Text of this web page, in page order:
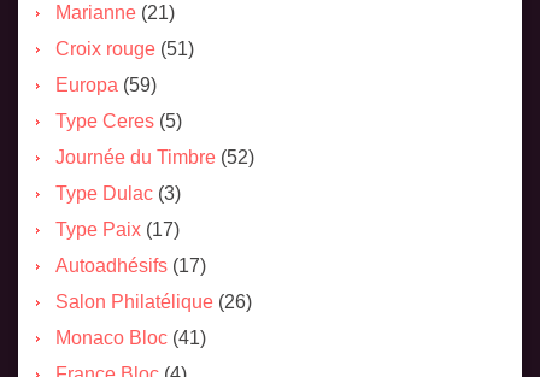
Marianne (21)
Croix rouge (51)
Europa (59)
Type Ceres (5)
Journée du Timbre (52)
Type Dulac (3)
Type Paix (17)
Autoadhésifs (17)
Salon Philatélique (26)
Monaco Bloc (41)